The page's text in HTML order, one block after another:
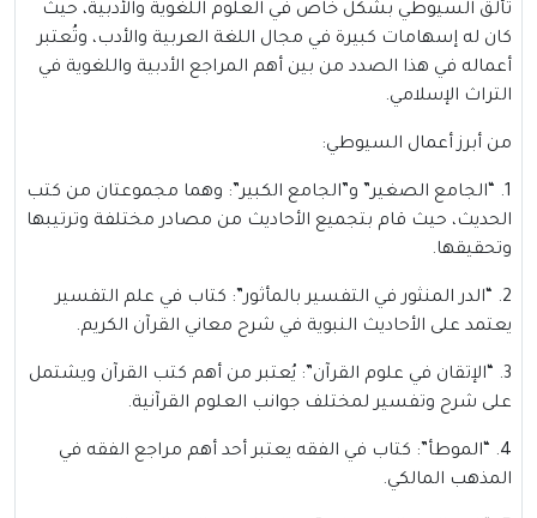
تألق السيوطي بشكل خاص في العلوم اللغوية والأدبية، حيث
كان له إسهامات كبيرة في مجال اللغة العربية والأدب، وتُعتبر
أعماله في هذا الصدد من بين أهم المراجع الأدبية واللغوية في
التراث الإسلامي.
من أبرز أعمال السيوطي:
1. “الجامع الصغير” و”الجامع الكبير”: وهما مجموعتان من كتب
الحديث، حيث قام بتجميع الأحاديث من مصادر مختلفة وترتيبها
وتحقيقها.
2. “الدر المنثور في التفسير بالمأثور”: كتاب في علم التفسير
يعتمد على الأحاديث النبوية في شرح معاني القرآن الكريم.
3. “الإتقان في علوم القرآن”: يُعتبر من أهم كتب القرآن ويشتمل
على شرح وتفسير لمختلف جوانب العلوم القرآنية.
4. “الموطأ”: كتاب في الفقه يعتبر أحد أهم مراجع الفقه في
المذهب المالكي.